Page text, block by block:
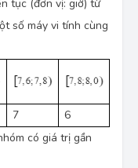
tục (đơn vị: giờ) từ
số máy vi tính cùng
7
6
có giá trị gần